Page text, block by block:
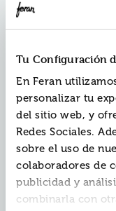
Tu Configuración
En Feran
personalizar tu
del sitio web, y
Redes Sociales.
sobre el uso de
colaboradores de
publicidad y
combinarla con
Un príncipe
permanece oculta
aprendiza de
podría cambiar el
A Vhalla siempre
de los Hechiceros,
lo que ha
de los libros. Pero
uno de los
heredero Aldrik, se
debe decidir qué
magia y